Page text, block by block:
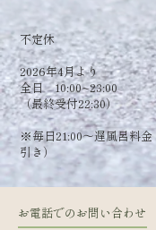
​不定休
2026年4月より
全日 10:00~23:00
（最終受付22:30）
​※毎日21:00～遅風呂料
引き）
お電話でのお問い合わせ